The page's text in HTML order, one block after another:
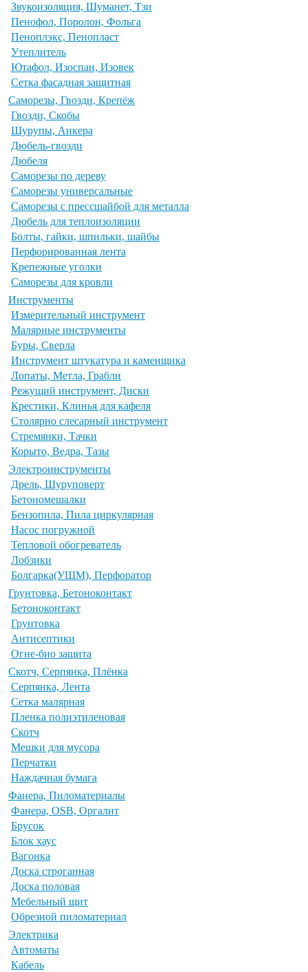
Звукоизоляция, Шуманет, Тзи
Пенофол, Поролон, Фольга
Пеноплэкс, Пенопласт
Утеплитель
Ютафол, Изоспан, Изовек
Сетка фасадная защитная
Саморезы, Гвозди, Крепёж
Гвозди, Скобы
Шурупы, Анкера
Дюбель-гвозди
Дюбеля
Саморезы по дереву
Саморезы универсальные
Саморезы с прессшайбой для металла
Дюбель для теплоизоляции
Болты, гайки, шпильки, шайбы
Перфорированная лента
Крепежные уголки
Саморезы для кровли
Инструменты
Измерительный инструмент
Малярные инструменты
Буры, Сверла
Инструмент штукатура и каменщика
Лопаты, Метла, Грабли
Режущий инструмент, Диски
Крестики, Клинья для кафеля
Столярно слесарный инструмент
Стремянки, Тачки
Корыто, Ведра, Тазы
Электроинструменты
Дрель, Шуруповерт
Бетономешалки
Бензопила, Пила циркулярная
Насос погружной
Тепловой обогреватель
Лобзики
Болгарка(УШМ), Перфоратор
Грунтовка, Бетоноконтакт
Бетоноконтакт
Грунтовка
Антисептики
Огне-био защита
Скотч, Серпянка, Плёнка
Серпянка, Лента
Сетка малярная
Пленка полиэтиленовая
Скотч
Мешки для мусора
Перчатки
Наждачная бумага
Фанера, Пиломатериалы
Фанера, OSB, Оргалит
Брусок
Блок хаус
Вагонка
Доска строганная
Доска половая
Мебельный щит
Обрезной пиломатериал
Электрика
Автоматы
Кабель